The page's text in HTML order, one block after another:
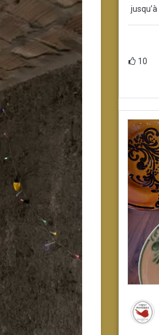
jusqu’à
10